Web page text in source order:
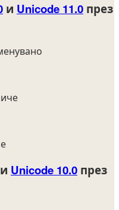
и Unicode 11.0 през
и Unicode 10.0 през